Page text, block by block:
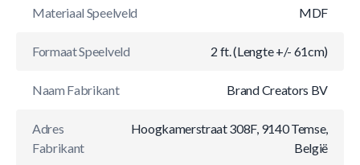
Materiaal Speelveld MDF
Formaat Speelveld 2 ft. (Lengte +/- 61cm)
Naam Fabrikant Brand Creators BV
Adres
Fabrikant
Hoogkamerstraat 308F, 9140 Temse,
België